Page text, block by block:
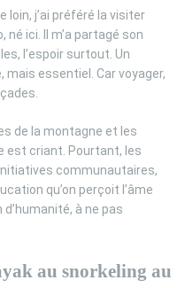
loin, j’ai préféré la visiter
né ici. Il m’a partagé son
l’espoir surtout. Un
essentiel. Car voyager,
de la montagne et les
est criant. Pourtant, les
communautaires,
qu’on perçoit l’âme
à ne pas
au snorkeling au